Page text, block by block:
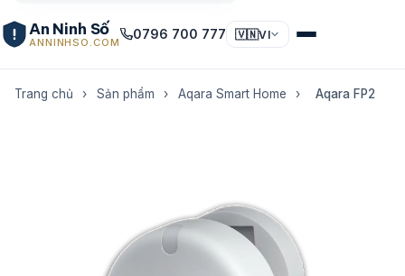
An Ninh Số
ANNINHSO.COM
0796 700 777 🇻🇳VI
Trang chủ › Sản phẩm › Aqara Smart Home › Aqara FP2